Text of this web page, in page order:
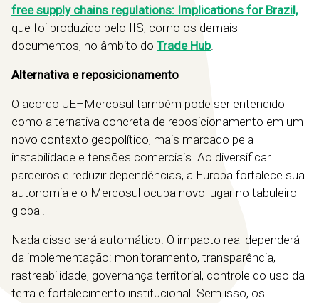
free supply chains regulations: Implications for Brazil,
que foi produzido pelo IIS, como os demais
documentos, no âmbito do Trade Hub.
Alternativa e reposicionamento
O acordo UE–Mercosul também pode ser entendido
como alternativa concreta de reposicionamento em um
novo contexto geopolítico, mais marcado pela
instabilidade e tensões comerciais. Ao diversificar
parceiros e reduzir dependências, a Europa fortalece sua
autonomia e o Mercosul ocupa novo lugar no tabuleiro
global.
Nada disso será automático. O impacto real dependerá
da implementação: monitoramento, transparência,
rastreabilidade, governança territorial, controle do uso da
terra e fortalecimento institucional. Sem isso, os